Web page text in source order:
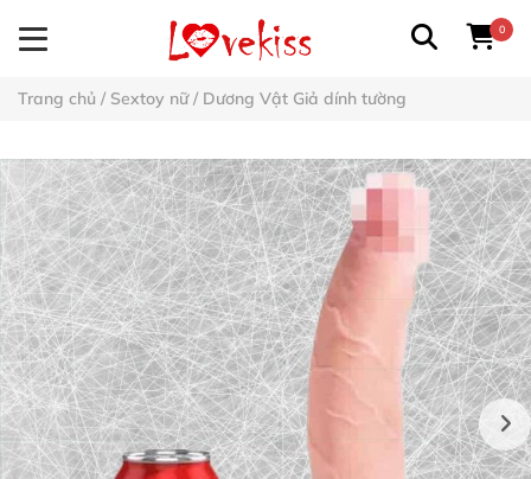
0
Trang chủ / Sextoy nữ/ Dương Vật Giả dính tường